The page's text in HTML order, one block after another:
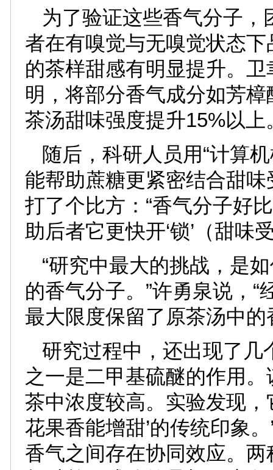
为了验证这些香气分子，
者在有嗅觉与无嗅觉状态
的茶样甜感有明显提升。
明，将部分香气成分如芳
茶汤甜味强度提升15%以上
随后，科研人员用“计算
能帮助蔗糖更紧密结合甜
打了个比方：“香气分子好
助后者它更快开‘锁’（甜味
“研究中最大的挑战，是
的香气分子。”许勇泉说，
最大限度保留了原茶汤中的
研究过程中，还出现了几
之一是二甲基硫醚的作用
茶中浓度较高。实验发现
花果香能增甜’的传统印象
香气之间存在协同效应。